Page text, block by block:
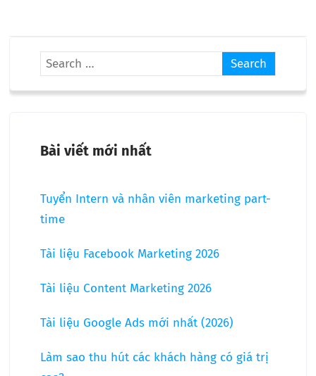
Bài viết mới nhất
Tuyển Intern và nhân viên marketing part-
time
Tài liệu Facebook Marketing 2026
Tài liệu Content Marketing 2026
Tài liệu Google Ads mới nhất (2026)
Làm sao thu hút các khách hàng có giá trị